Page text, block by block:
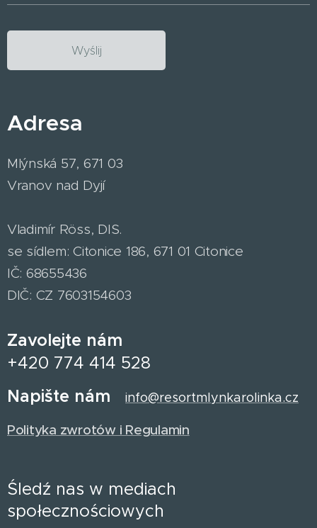
Wyślij
Adresa
Mlýnská 57, 671 03
Vranov nad Dyjí
Vladimír Röss, DIS.
se sídlem: Citonice 186, 671 01 Citonice
IČ: 68655436
DIČ: CZ 7603154603
Zavolejte nám
+420 774 414 528
Napište nám info@resortmlynkarolinka.cz
Polityka zwrotów i Regulamin
Śledź nas w mediach
społecznościowych